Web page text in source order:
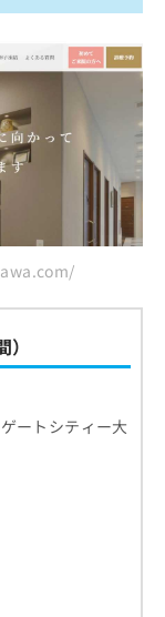
ートシティー大